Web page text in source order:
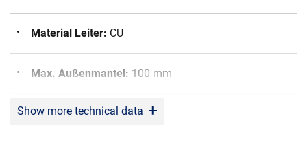
Material Leiter: CU
Max. Außenmantel: 100 mm
Kerntyp: Einfacher Kern
Show more technical data